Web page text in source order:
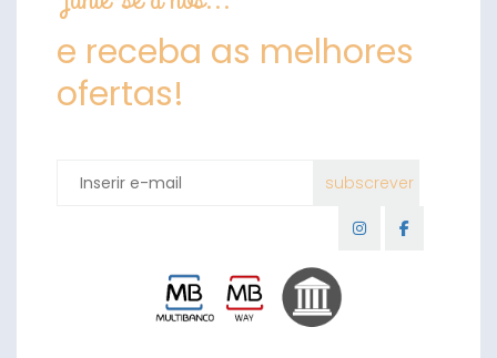
e receba as melhores
ofertas!